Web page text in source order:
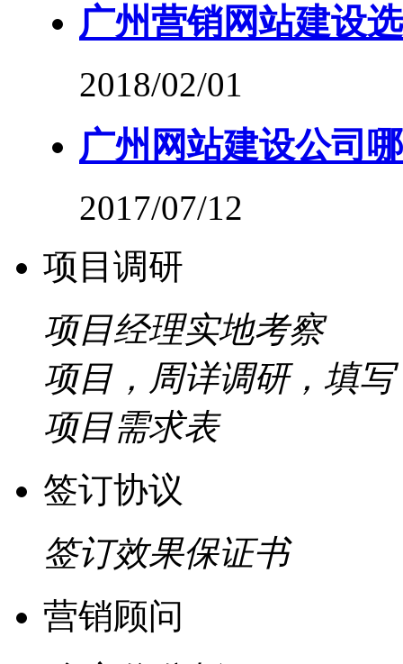
广州营销网站建设
2018/02/01
广州网站建设公司
2017/07/12
项目调研
项目经理实地考察
项目，周详调研，填写
项目需求表
签订协议
签订效果保证书
营销顾问